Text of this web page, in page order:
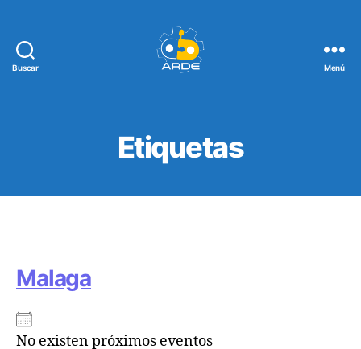
Buscar Menú
Etiquetas
Malaga
No existen próximos eventos